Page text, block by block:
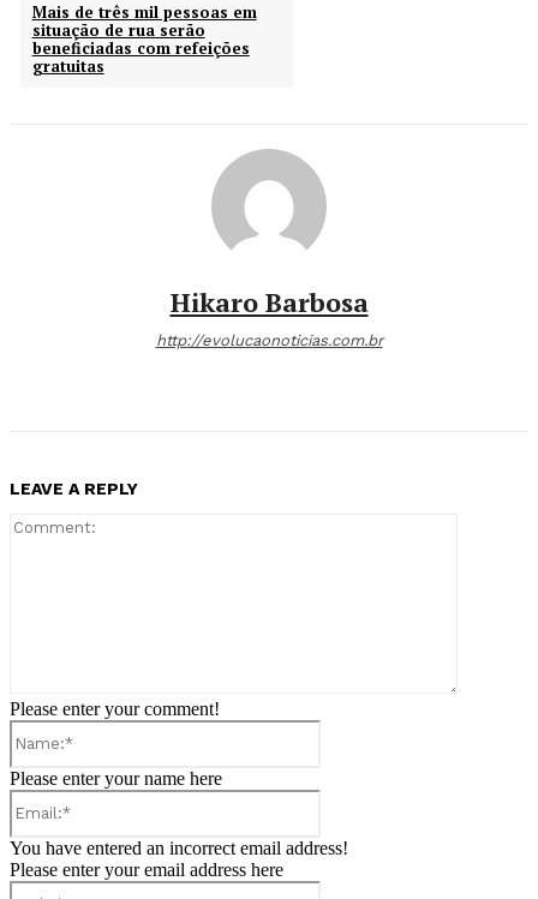
Mais de três mil pessoas em
situação de rua serão
beneficiadas com refeições
gratuitas
Hikaro Barbosa
http://evolucaonoticias.com.br
LEAVE A REPLY
Please enter your comment!
Please enter your name here
You have entered an incorrect email address!
Please enter your email address here